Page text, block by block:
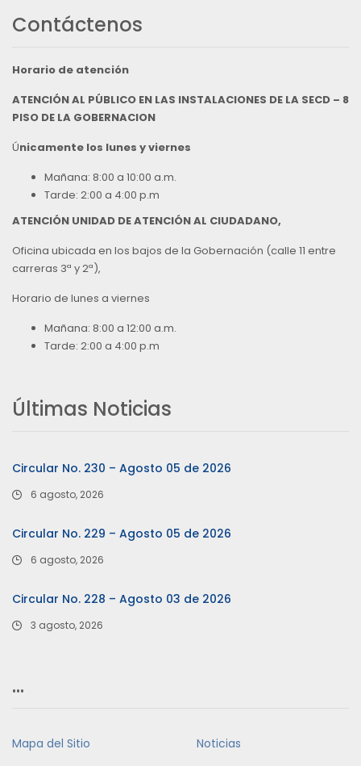
Contáctenos
Horario de atención
ATENCIÓN AL PÚBLICO EN LAS INSTALACIONES DE LA SECD – 8
PISO DE LA GOBERNACION
Únicamente los lunes y viernes
Mañana: 8:00 a 10:00 a.m.
Tarde: 2:00 a 4:00 p.m
ATENCIÓN UNIDAD DE ATENCIÓN AL CIUDADANO,
Oficina ubicada en los bajos de la Gobernación (calle 11 entre
carreras 3ª y 2ª),
Horario de lunes a viernes
Mañana: 8:00 a 12:00 a.m.
Tarde: 2:00 a 4:00 p.m
Últimas Noticias
Circular No. 230 – Agosto 05 de 2026
6 agosto, 2026
Circular No. 229 – Agosto 05 de 2026
6 agosto, 2026
Circular No. 228 – Agosto 03 de 2026
3 agosto, 2026
…
Mapa del Sitio
Noticias